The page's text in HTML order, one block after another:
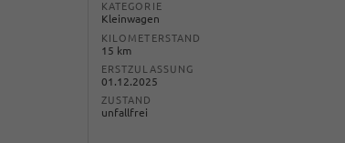
KATEGORIE
Kleinwagen
KILOMETERSTAND
15 km
ERSTZULASSUNG
01.12.2025
ZUSTAND
unfallfrei